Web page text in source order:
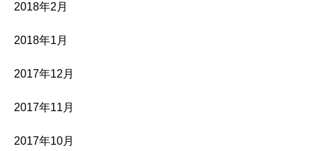
2018年2月
2018年1月
2017年12月
2017年11月
2017年10月